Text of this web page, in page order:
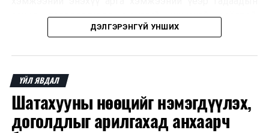
зочид, төлөөлөгчдөд аюулгүй, шуурхай, соёлтой,
мэргэжлийн түвшинд тээврийн үйлчилгээ үзүүлэх
зохион байгуулалтын онцлог, зочид, төлөөлөгчдийн
ангилал, үйлчилгээний стандарт, жолооч нарын үүрэг
хариуцлага, сахилга бат, үйлчилгээний соёл, ёс зүй,
мэргэжлийн харилцааны талаар нэгдсэн мэдээлэл
ДЭЛГЭРЭНГҮЙ УНШИХ
ҮЙЛ ЯВДАЛ
Шатахууны нөөцийг нэмэгдүүлэх,
доголдлыг арилгахад анхаарч